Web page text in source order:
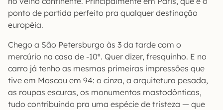
ponto de partida perfeito pra qualquer destinação
européia.
Chego a São Petersburgo às 3 da tarde com o
mercúrio na casa de -10º. Quer dizer, fresquinho. E no
carro já tenho as mesmas primeiras impressões que
tive em Moscou em 94: o cinza, a arquitetura pesada,
as roupas escuras, os monumentos mastodônticos,
tudo contribuindo pra uma espécie de tristeza — que